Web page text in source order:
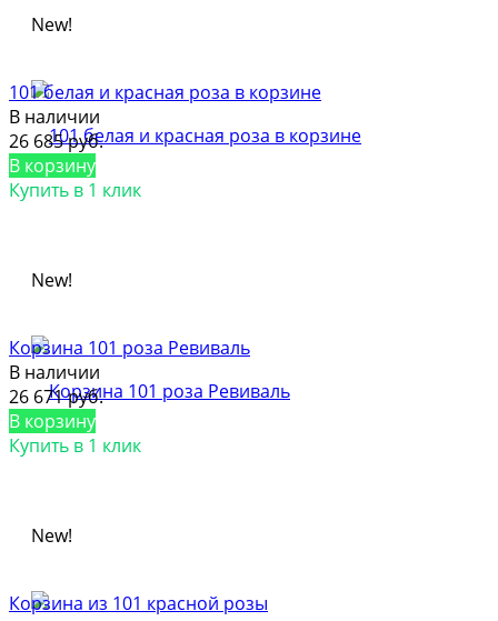
New!
101 белая и красная роза в корзине
В наличии
26 685 руб.
В корзину
Купить в 1 клик
New!
Корзина 101 роза Ревиваль
В наличии
26 671 руб.
В корзину
Купить в 1 клик
New!
Корзина из 101 красной розы